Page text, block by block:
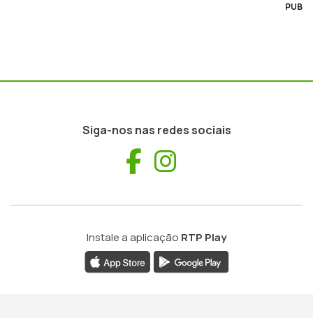
PUB
Siga-nos nas redes sociais
Facebook
Instale a aplicação RTP Play